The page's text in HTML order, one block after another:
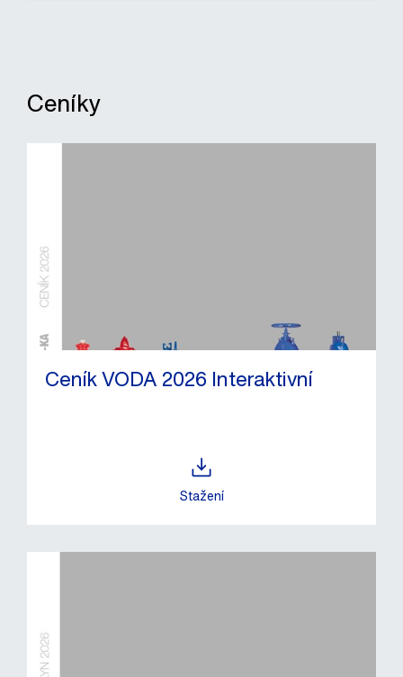
Ceníky
Ceník VODA 2026 Interaktivní
Stažení